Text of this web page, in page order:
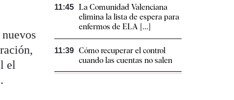
el
11:45 La Comunidad Valenciana
elimina la lista de espera para
enfermos de ELA [...]
11:39 Cómo recuperar el control
cuando las cuentas no salen